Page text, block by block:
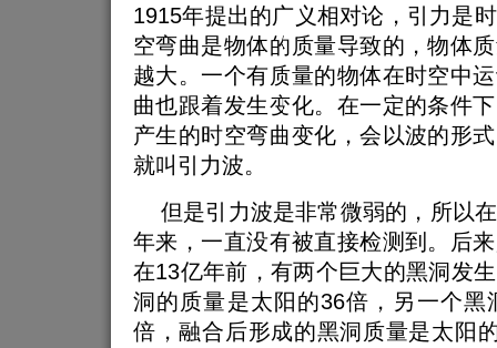
1915年提出的广义相对论，引力是
空弯曲是物体的质量导致的，物体
越大。一个有质量的物体在时空中
曲也跟着发生变化。在一定的条件
产生的时空弯曲变化，会以波的形
就叫引力波。
但是引力波是非常微弱的，所以
年来，一直没有被直接检测到。后
在13亿年前，有两个巨大的黑洞发
洞的质量是太阳的36倍，另一个黑
倍，融合后形成的黑洞质量是太阳